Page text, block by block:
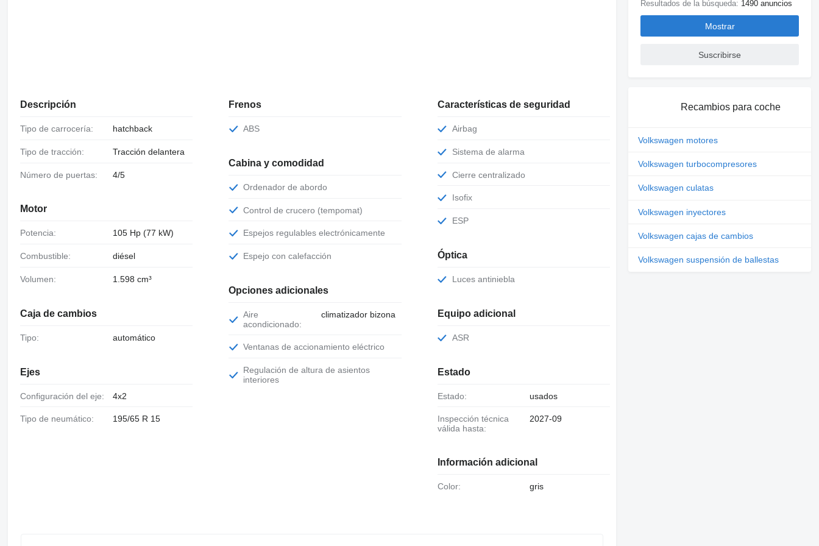
Descripción
Tipo de carrocería: hatchback
Tipo de tracción: Tracción delantera
Número de puertas: 4/5
Motor
Potencia: 105 Hp (77 kW)
Combustible: diésel
Volumen: 1.598 cm³
Caja de cambios
Tipo: automático
Ejes
Configuración del eje: 4x2
Tipo de neumático: 195/65 R 15
Frenos
ABS
Cabina y comodidad
Ordenador de abordo
Control de crucero (tempomat)
Espejos regulables electrónicamente
Espejo con calefacción
Opciones adicionales
Aire
acondicionado:
climatizador bizona
Ventanas de accionamiento eléctrico
Regulación de altura de asientos
interiores
Características de seguridad
Airbag
Sistema de alarma
Cierre centralizado
Isofix
ESP
Óptica
Luces antiniebla
Equipo adicional
ASR
Estado
Estado: usados
Inspección técnica
válida hasta:
2027-09
Información adicional
Color: gris
Resultados de la búsqueda: 1490 anuncios
Mostrar
Suscribirse
Recambios para coche
Volkswagen motores
Volkswagen turbocompresores
Volkswagen culatas
Volkswagen inyectores
Volkswagen cajas de cambios
Volkswagen suspensión de ballestas